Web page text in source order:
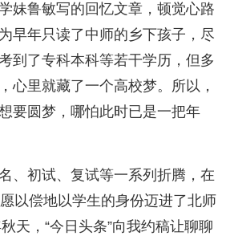
妹鲁敏写的回忆文章，顿觉心路
早年只读了中师的乡下孩子，尽
到了专科本科等若干学历，但多
心里就藏了一个高校梦。所以，
要圆梦，哪怕此时已是一把年
、初试、复试等一系列折腾，在
以偿地以学生的身份迈进了北师
天，“今日头条”向我约稿让聊聊